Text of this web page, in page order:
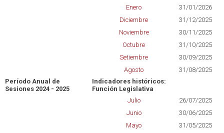
Enero
31/01/2026
Diciembre
31/12/2025
Noviembre
30/11/2025
Octubre
31/10/2025
Setiembre
30/09/2025
Agosto
31/08/2025
Período Anual de
Sesiones 2024 - 2025
Indicadores históricos:
Función Legislativa
Julio
26/07/2025
Junio
30/06/2025
Mayo
31/05/2025